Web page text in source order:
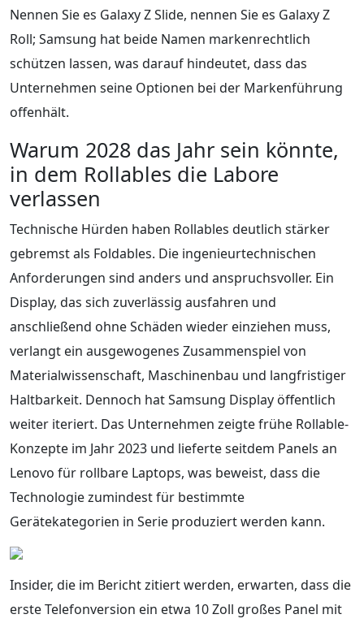
Nennen Sie es Galaxy Z Slide, nennen Sie es Galaxy Z
Roll; Samsung hat beide Namen markenrechtlich
schützen lassen, was darauf hindeutet, dass das
Unternehmen seine Optionen bei der Markenführung
offenhält.
Warum 2028 das Jahr sein könnte,
in dem Rollables die Labore
verlassen
Technische Hürden haben Rollables deutlich stärker
gebremst als Foldables. Die ingenieurtechnischen
Anforderungen sind anders und anspruchsvoller. Ein
Display, das sich zuverlässig ausfahren und
anschließend ohne Schäden wieder einziehen muss,
verlangt ein ausgewogenes Zusammenspiel von
Materialwissenschaft, Maschinenbau und langfristiger
Haltbarkeit. Dennoch hat Samsung Display öffentlich
weiter iteriert. Das Unternehmen zeigte frühe Rollable-
Konzepte im Jahr 2023 und lieferte seitdem Panels an
Lenovo für rollbare Laptops, was beweist, dass die
Technologie zumindest für bestimmte
Gerätekategorien in Serie produziert werden kann.
Insider, die im Bericht zitiert werden, erwarten, dass die
erste Telefonversion ein etwa 10 Zoll großes Panel mit